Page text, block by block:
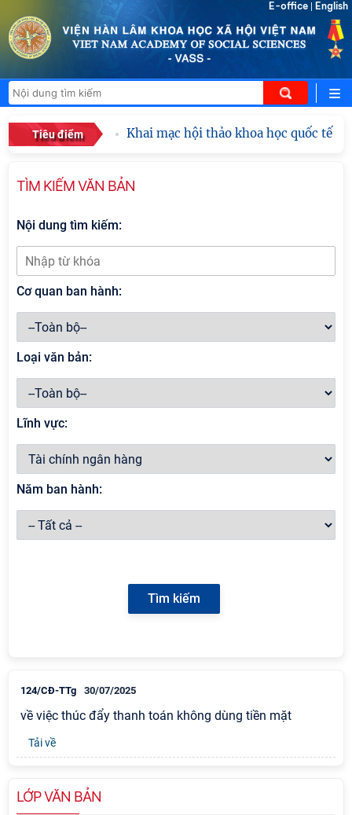
E-office English
Tiêu điểm Khai mạc hội thảo khoa học quốc tế
TÌM KIẾM VĂN BẢN
Nội dung tìm kiếm:
Cơ quan ban hành:
Loại văn bản:
Lĩnh vực:
Năm ban hành:
124/CĐ-TTg 30/07/2025
về việc thúc đẩy thanh toán không dùng tiền mặt
Tải về
LỚP VĂN BẢN